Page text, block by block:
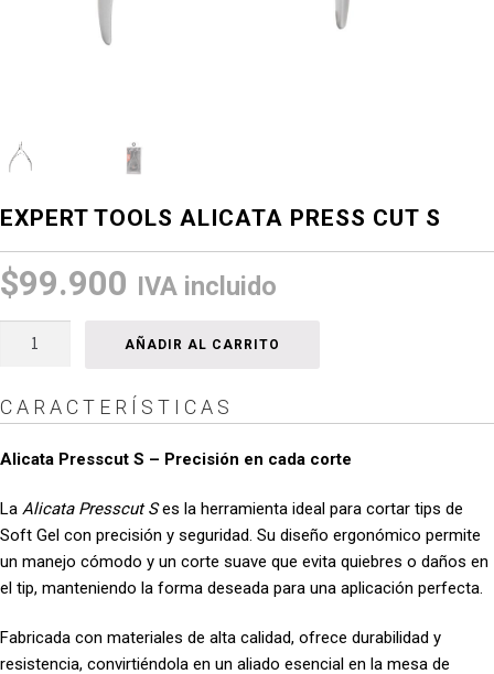
EXPERT TOOLS ALICATA PRESS CUT S
$99.900 IVA incluido
Expert
Press
S
AÑADIR AL CARRITO
CARACTERÍSTICAS
Alicata Presscut S – Precisión en cada corte
La Alicata Presscut Ses la herramienta ideal para cortar tips de
Soft Gel con precisión y seguridad. Su diseño ergonómico permite
un manejo cómodo y un corte suave que evita quiebres o daños en
el tip, manteniendo la forma deseada para una aplicación perfecta.
Fabricada con materiales de alta calidad, ofrece durabilidad y
resistencia, convirtiéndola en un aliado esencial en la mesa de